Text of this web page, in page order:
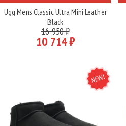
Ugg Mens Classic Ultra Mini Leather
Black
16 950 ₽
10 714 ₽
NEW